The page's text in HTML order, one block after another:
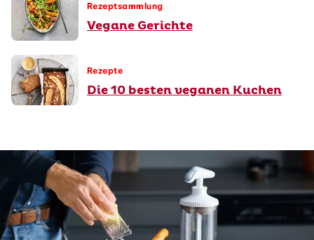
Rezeptsammlung
Vegane Gerichte
Rezepte
Die 10 besten veganen Kuchen